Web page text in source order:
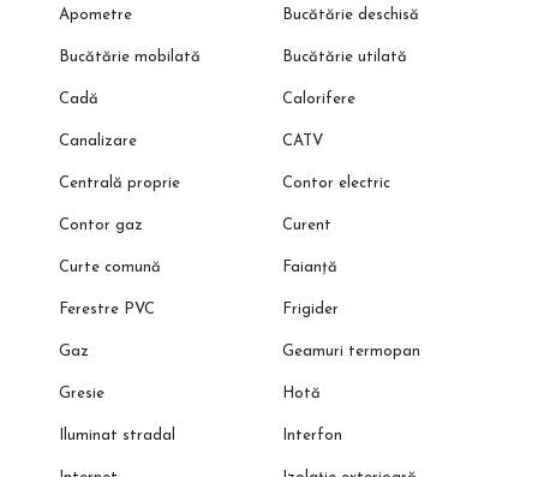
Apometre Bucătărie deschisă
Bucătărie mobilată Bucătărie utilată
Cadă Calorifere
Canalizare CATV
Centrală proprie Contor electric
Contor gaz Curent
Curte comună Faianță
Ferestre PVC Frigider
Gaz Geamuri termopan
Gresie Hotă
Iluminat stradal Interfon